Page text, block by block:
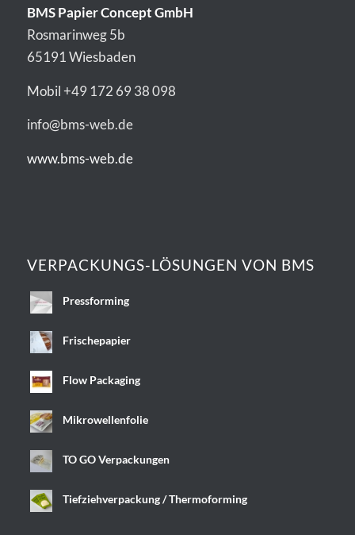
BMS Papier Concept GmbH
Rosmarinweg 5b
65191 Wiesbaden
Mobil +49 172 69 38 098
info@bms-web.de
www.bms-web.de
VERPACKUNGS-LÖSUNGEN VON BMS
Pressforming
Frischepapier
Flow Packaging
Mikrowellenfolie
TO GO Verpackungen
Tiefziehverpackung / Thermoforming